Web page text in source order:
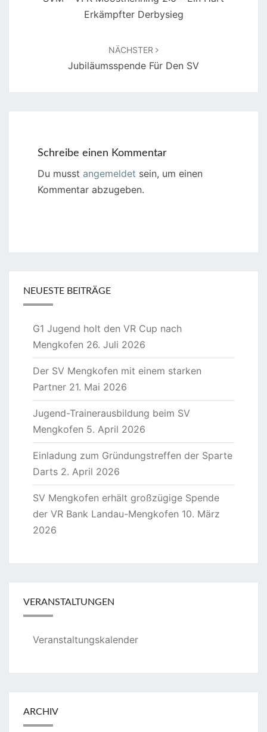
Erkämpfter Derbysieg
NÄCHSTER
Jubiläumsspende Für Den SV
Schreibe einen Kommentar
Du musst angemeldet sein, um einen
Kommentar abzugeben.
NEUESTE BEITRÄGE
G1 Jugend holt den VR Cup nach
Mengkofen 26. Juli 2026
Der SV Mengkofen mit einem starken
Partner 21. Mai 2026
Jugend-Trainerausbildung beim SV
Mengkofen 5. April 2026
Einladung zum Gründungstreffen der Sparte
Darts 2. April 2026
SV Mengkofen erhält großzügige Spende
der VR Bank Landau-Mengkofen 10. März
2026
VERANSTALTUNGEN
Veranstaltungskalender
ARCHIV